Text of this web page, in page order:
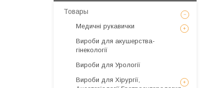
Товары
Медичні рукавички
Вироби для акушерства-
гінекології
Вироби для Урології
Вироби для Хірургії,